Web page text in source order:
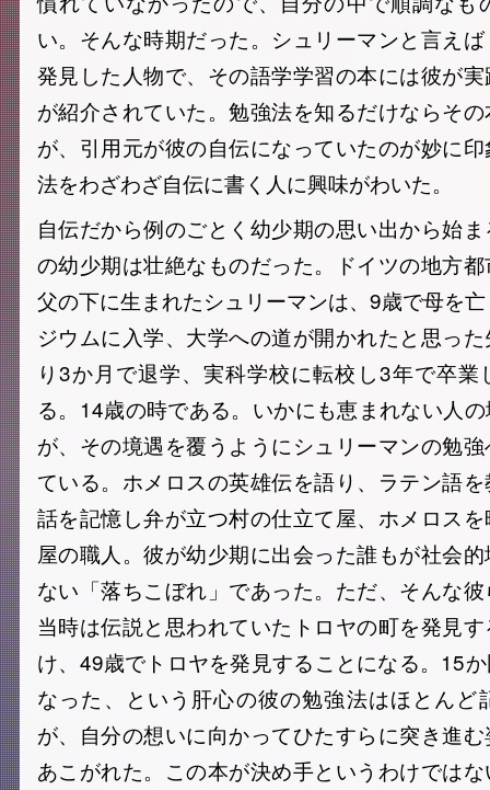
い。そんな時期だった。シュリーマンと言え
発見した人物で、その語学学習の本には彼が
が紹介されていた。勉強法を知るだけならそ
が、引用元が彼の自伝になっていたのが妙に
法をわざわざ自伝に書く人に興味がわいた。
自伝だから例のごとく幼少期の思い出から始
の幼少期は壮絶なものだった。ドイツの地方
父の下に生まれたシュリーマンは、9歳で母を
ジウムに入学、大学への道が開かれたと思っ
り3か月で退学、実科学校に転校し3年で卒業
る。14歳の時である。いかにも恵まれない人
が、その境遇を覆うようにシュリーマンの勉
ている。ホメロスの英雄伝を語り、ラテン語
話を記憶し弁が立つ村の仕立て屋、ホメロス
屋の職人。彼が幼少期に出会った誰もが社会
ない「落ちこぼれ」であった。ただ、そんな
当時は伝説と思われていたトロヤの町を発見
け、49歳でトロヤを発見することになる。15
なった、という肝心の彼の勉強法はほとんど
が、自分の想いに向かってひたすらに突き進
あこがれた。この本が決め手というわけでは